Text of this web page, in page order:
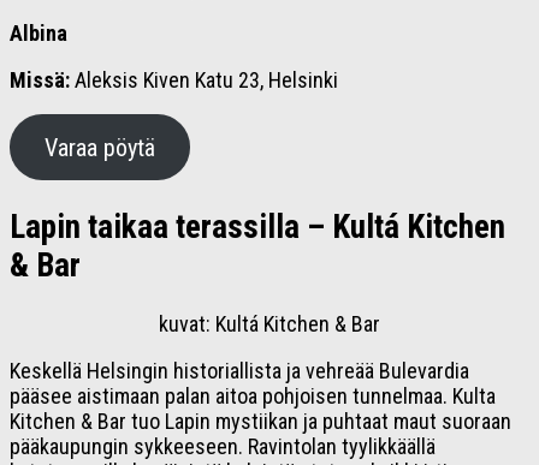
Albina
Missä:Aleksis Kiven Katu 23, Helsinki
Varaa pöytä
Lapin taikaa terassilla – Kultá Kitchen
& Bar
kuvat: Kultá Kitchen & Bar
Keskellä Helsingin historiallista ja vehreää Bulevardia
pääsee aistimaan palan aitoa pohjoisen tunnelmaa. Kulta
Kitchen & Bar tuo Lapin mystiikan ja puhtaat maut suoraan
pääkaupungin sykkeeseen. Ravintolan tyylikkäällä